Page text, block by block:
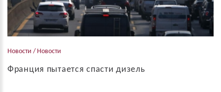
Новости / Новости
Франция пытается спасти дизель